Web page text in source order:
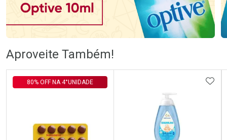
Comprar sem Desconto
Por R$ 57,99/cada
Comprar sem Desconto
Por R$ 57,99/cada
Comprar sem Desconto
Comprar sem Desconto
Aproveite Também!
80% OFF NA 4°UNIDADE